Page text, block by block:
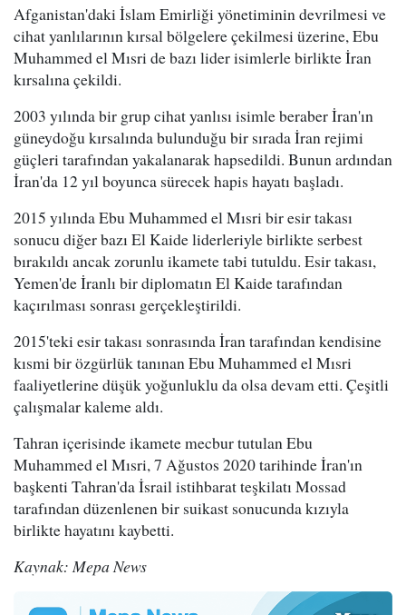
Afganistan'daki İslam Emirliği yönetiminin devrilmesi ve
cihat yanlılarının kırsal bölgelere çekilmesi üzerine, Ebu
Muhammed el Mısri de bazı lider isimlerle birlikte İran
kırsalına çekildi.
2003 yılında bir grup cihat yanlısı isimle beraber İran'ın
güneydoğu kırsalında bulunduğu bir sırada İran rejimi
güçleri tarafından yakalanarak hapsedildi. Bunun ardından
İran'da 12 yıl boyunca sürecek hapis hayatı başladı.
2015 yılında Ebu Muhammed el Mısri bir esir takası
sonucu diğer bazı El Kaide liderleriyle birlikte serbest
bırakıldı ancak zorunlu ikamete tabi tutuldu. Esir takası,
Yemen'de İranlı bir diplomatın El Kaide tarafından
kaçırılması sonrası gerçekleştirildi.
2015'teki esir takası sonrasında İran tarafından kendisine
kısmi bir özgürlük tanınan Ebu Muhammed el Mısri
faaliyetlerine düşük yoğunluklu da olsa devam etti. Çeşitli
çalışmalar kaleme aldı.
Tahran içerisinde ikamete mecbur tutulan Ebu
Muhammed el Mısri, 7 Ağustos 2020 tarihinde İran'ın
başkenti Tahran'da İsrail istihbarat teşkilatı Mossad
tarafından düzenlenen bir suikast sonucunda kızıyla
birlikte hayatını kaybetti.
Kaynak: Mepa News